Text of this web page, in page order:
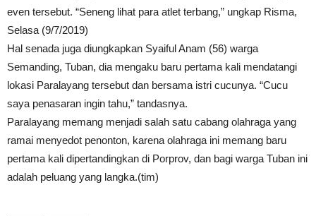
even tersebut. “Seneng lihat para atlet terbang,” ungkap Risma,
Selasa (9/7/2019)
Hal senada juga diungkapkan Syaiful Anam (56) warga
Semanding, Tuban, dia mengaku baru pertama kali mendatangi
lokasi Paralayang tersebut dan bersama istri cucunya. “Cucu
saya penasaran ingin tahu,” tandasnya.
Paralayang memang menjadi salah satu cabang olahraga yang
ramai menyedot penonton, karena olahraga ini memang baru
pertama kali dipertandingkan di Porprov, dan bagi warga Tuban ini
adalah peluang yang langka.(tim)